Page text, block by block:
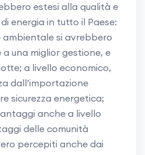
estesi alla qualità e
energia in tutto il Paese:
si avrebbero
una miglior gestione, e
a livello economico,
dall’importazione
sicurezza energetica;
anche a livello
delle comunità
percepiti anche dai